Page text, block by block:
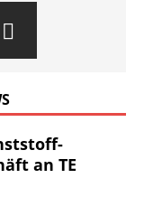
an TE